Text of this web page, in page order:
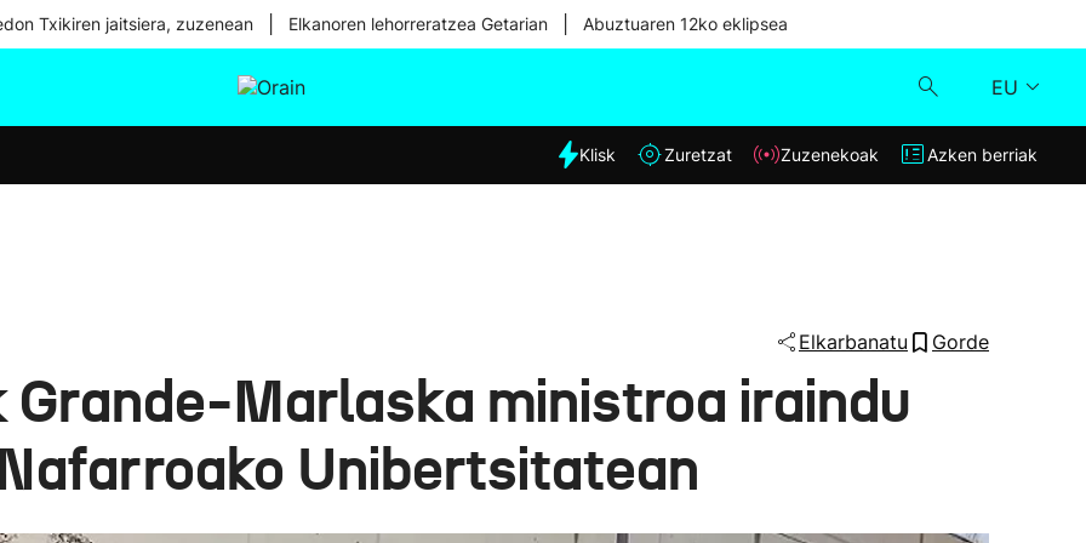
Txikiren jaitsiera, zuzenean Elkanoren lehorreratzea Getarian Abuztuaren 12ko eklipsea
EU
Eguraldia
Klisk
Klisk Zuretzat Zuzenekoak Azken berriak
Elkarbanatu Gorde
Marlaska ministroa iraindu
Unibertsitatean